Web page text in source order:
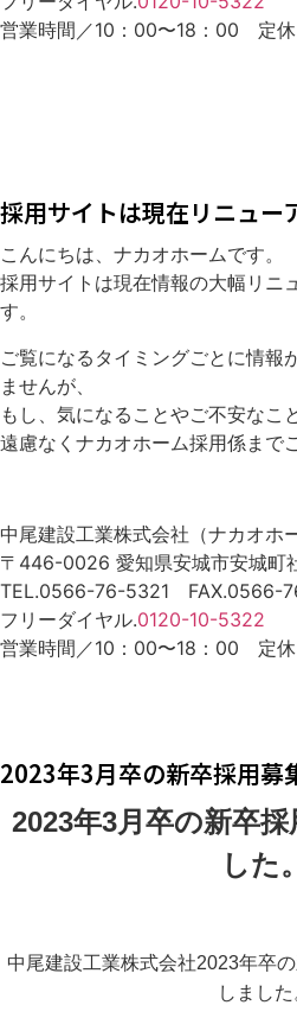
営業時間／10：00〜18：00 定休
採用サイトは現在リニュー
こんにちは、ナカオホームです。
採用サイトは現在情報の大幅リニ
す。
ご覧になるタイミングごとに情報
ませんが、
もし、気になることやご不安なこ
遠慮なくナカオホーム採用係まで
中尾建設工業株式会社（ナカオホー
〒446-0026 愛知県安城市安城町
TEL.0566-76-5321 FAX.0566-
フリーダイヤル.0120-10-5322
営業時間／10：00〜18：00 定休
2023年3月卒の新卒採用募
2023年3月卒の新卒
した。
中尾建設工業株式会社2023年卒
しました